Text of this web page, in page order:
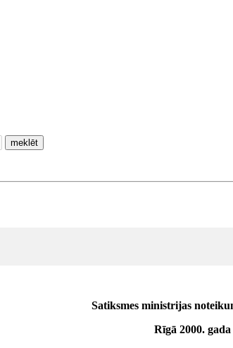
meklēt
Satiksmes ministrijas
Rīgā 2000.